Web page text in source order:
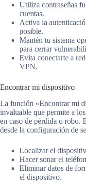
Utiliza contraseñas
cuentas.
Activa la
posible.
Mantén tu sistema
para cerrar
Evita conectarte a
VPN.
Encontrar mi dispositivo
La función «Encontrar mi
invaluable que permite a
en caso de pérdida o robo.
desde la configuración de
Localizar el
Hacer sonar el
Eliminar datos de
el dispositivo.